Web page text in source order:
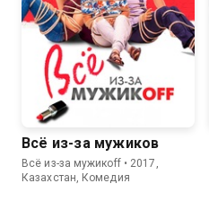
Всё из-за мужиков
Всё из-за мужикoff • 2017,
Казахстан, Комедия